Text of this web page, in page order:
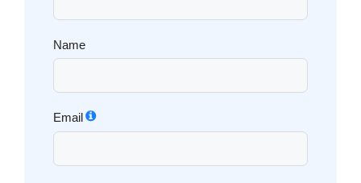
Name
Email